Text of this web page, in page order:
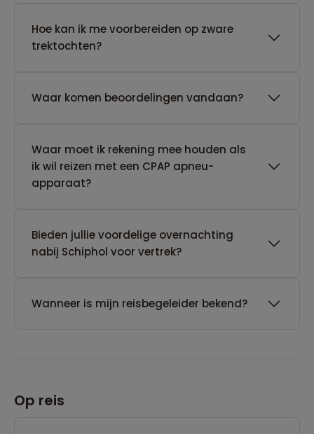
Hoe kan ik me voorbereiden op zware
trektochten?
Waar komen beoordelingen vandaan?
Waar moet ik rekening mee houden als
ik wil reizen met een CPAP apneu-
apparaat?
Bieden jullie voordelige overnachting
nabij Schiphol voor vertrek?
Wanneer is mijn reisbegeleider bekend?
Op reis